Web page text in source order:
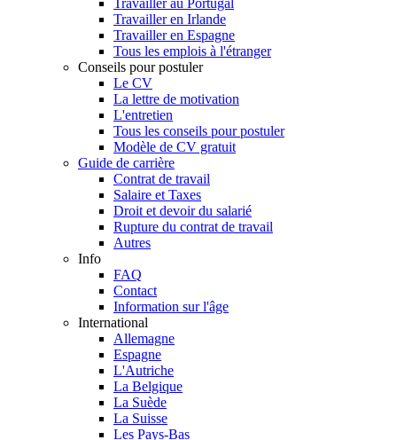
Travailler au Portugal
Travailler en Irlande
Travailler en Espagne
Tous les emplois à l'étranger
Conseils pour postuler
Le CV
La lettre de motivation
L'entretien
Tous les conseils pour postuler
Modèle de CV gratuit
Guide de carrière
Contrat de travail
Salaire et Taxes
Droit et devoir du salarié
Rupture du contrat de travail
Autres
Info
FAQ
Contact
Information sur l'âge
International
Allemagne
Espagne
L'Autriche
La Belgique
La Suède
La Suisse
Les Pays-Bas